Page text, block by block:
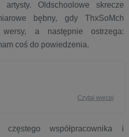
artysty. Oldschoolowe skrecze
bębny, gdy ThxSoMch
wersy, a następnie ostrzega:
coś do powiedzenia.
Czytaj więcej
częstego współpracownika i